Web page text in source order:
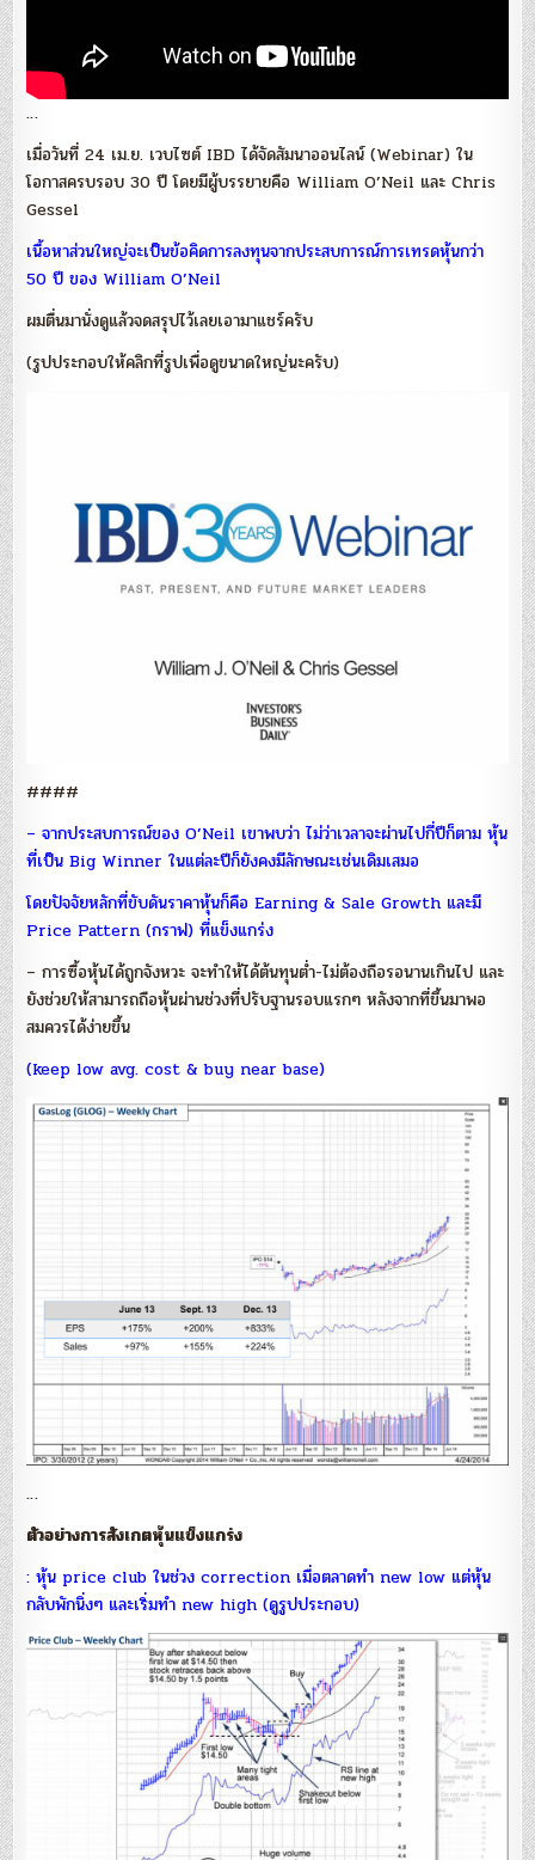
…
เมื่อวันที่ 24 เม.ย. เวบไซต์ IBD ได้จัดสัมนาออนไลน์ (Webinar) ใน
โอกาสครบรอบ 30 ปี โดยมีผู้บรรยายคือ William O’Neil และ Chris
Gessel
เนื้อหาส่วนใหญ่จะเป็นข้อคิดการลงทุนจากประสบการณ์การเทรดหุ้นกว่า
50 ปี ของ William O’Neil
ผมตื่นมานั่งดูแล้วจดสรุปไว้เลยเอามาแชร์ครับ
(รูปประกอบให้คลิกที่รูปเพื่อดูขนาดใหญ่นะครับ)
####
– จากประสบการณ์ของ O’Neil เขาพบว่า ไม่ว่าเวลาจะผ่านไปกี่ปีก็ตาม หุ้น
ที่เป็น Big Winner ในแต่ละปีก็ยังคงมีลักษณะเช่นเดิมเสมอ
โดยปัจจัยหลักที่ขับดันราคาหุ้นก็คือ Earning & Sale Growth และมี
Price Pattern (กราฟ) ที่แข็งแกร่ง
– การซื้อหุ้นได้ถูกจังหวะ จะทำให้ได้ต้นทุนต่ำ-ไม่ต้องถือรอนานเกินไป และ
ยังช่วยให้สามารถถือหุ้นผ่านช่วงที่ปรับฐานรอบแรกๆ หลังจากที่ขึ้นมาพอ
สมควรได้ง่ายขึ้น
(keep low avg. cost & buy near base)
…
ตัวอย่างการสังเกตหุ้นแข็งแกร่ง
: หุ้น price club ในช่วง correction เมื่อตลาดทำ new low แต่หุ้น
กลับพักนิ่งๆ และเริ่มทำ new high (ดูรูปประกอบ)